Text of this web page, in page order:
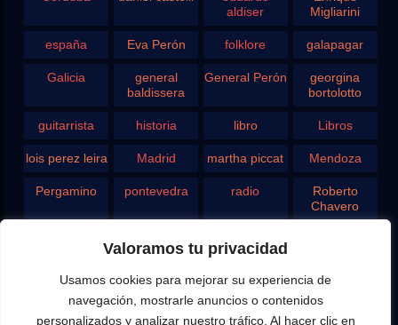
Valoramos tu privacidad
Usamos cookies para mejorar su experiencia de
navegación, mostrarle anuncios o contenidos
personalizados y analizar nuestro tráfico. Al hacer clic en
aldiser
Migliarini
españa Eva Perón folklore galapagar
Galicia
general
baldissera
General Perón
georgina
bortolotto
guitarrista historia libro Libros
lois perez leira Madrid martha piccat Mendoza
Pergamino pontevedra radio
Roberto
Chavero
Tango teatro television vigo
yupanqui